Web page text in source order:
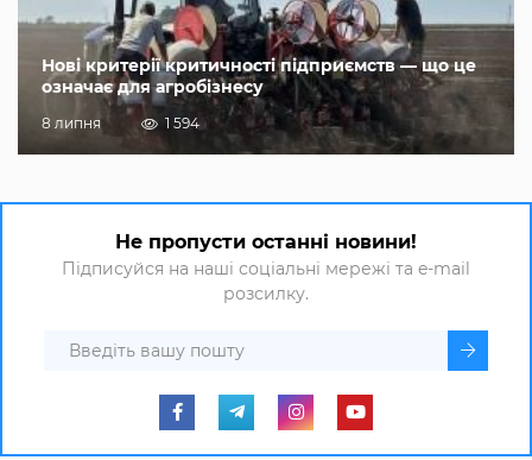
Нові критерії критичності підприємств — що це
означає для агробізнесу
8 липня 1 594
Не пропусти останні новини!
Підписуйся на наші соціальні мережі та e-mail
розсилку.